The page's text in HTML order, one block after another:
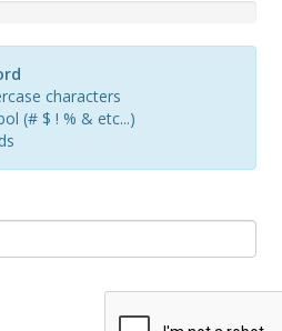
characters
(# $ ! % & etc...)